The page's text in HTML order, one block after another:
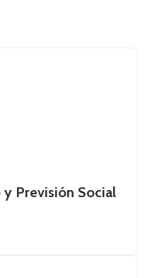
y Previsión Social